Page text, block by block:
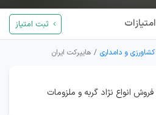
امتیازات ثبت امتیاز
کشاورزی و دامداری هایپرکت ایران